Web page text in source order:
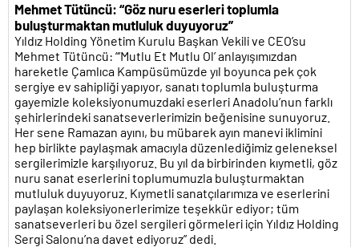
Mehmet Tütüncü: “Göz nuru eserleri toplumla
buluşturmaktan mutluluk duyuyoruz”
Yıldız Holding Yönetim Kurulu Başkan Vekili ve CEO’su
Mehmet Tütüncü: “‘Mutlu Et Mutlu Ol’ anlayışımızdan
hareketle Çamlıca Kampüsümüzde yıl boyunca pek çok
sergiye ev sahipliği yapıyor, sanatı toplumla buluşturma
gayemizle koleksiyonumuzdaki eserleri Anadolu’nun farklı
şehirlerindeki sanatseverlerimizin beğenisine sunuyoruz.
Her sene Ramazan ayını, bu mübarek ayın manevi iklimini
hep birlikte paylaşmak amacıyla düzenlediğimiz geleneksel
sergilerimizle karşılıyoruz. Bu yıl da birbirinden kıymetli, göz
nuru sanat eserlerini toplumumuzla buluşturmaktan
mutluluk duyuyoruz. Kıymetli sanatçılarımıza ve eserlerini
paylaşan koleksiyonerlerimize teşekkür ediyor; tüm
sanatseverleri bu özel sergileri görmeleri için Yıldız Holding
Sergi Salonu’na davet ediyoruz” dedi.